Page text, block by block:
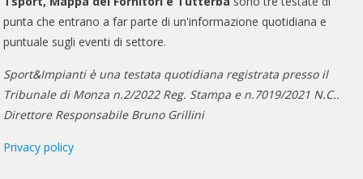
punta che entrano a far parte di un'informazione quotidiana e
puntuale sugli eventi di settore.
Sport&Impianti è una testata quotidiana registrata presso il
Tribunale di Monza n.2/2022 Reg. Stampa e n.7019/2021 N.C..
Direttore Responsabile Bruno Grillini
Privacy policy